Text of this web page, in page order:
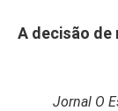
A decisão de
Jornal O